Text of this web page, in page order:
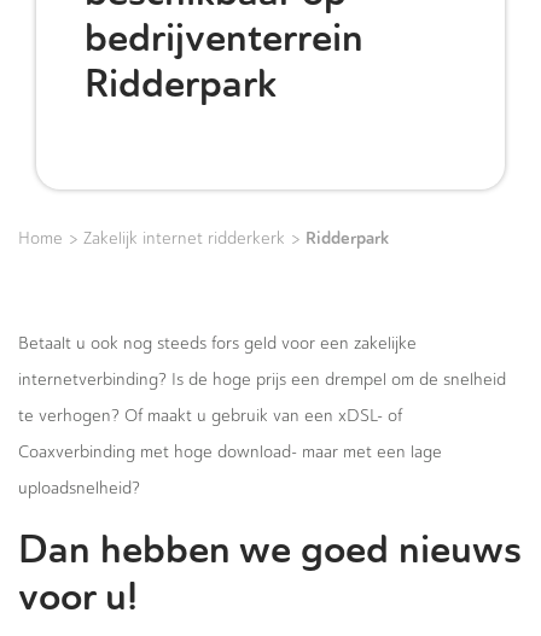
bedrijventerrein
Ridderpark
Home > Zakelijk internet ridderkerk > Ridderpark
Betaalt u ook nog steeds fors geld voor een zakelijke
internetverbinding? Is de hoge prijs een drempel om de snelheid
te verhogen? Of maakt u gebruik van een xDSL- of
Coaxverbinding met hoge download- maar met een lage
uploadsnelheid?
Dan hebben we goed nieuws
voor u!